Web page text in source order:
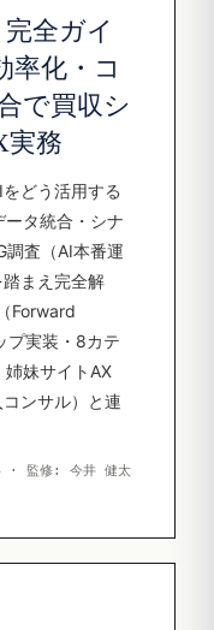
全ガイ
率化・コ
で買収シ
実務
どう活用する
タ統合・シナ
調査（AI本番運
まえ完全解
Forward
プ実装・8カテ
姉妹サイトAX
ンサル）と連
· 監修: 今井 健太